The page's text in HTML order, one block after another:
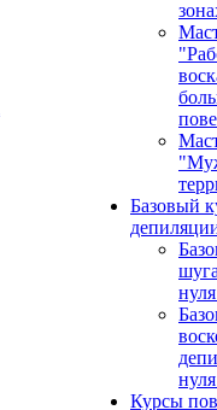
Базовый
Курсы